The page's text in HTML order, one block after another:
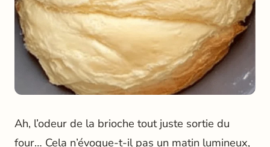
Ah, l’odeur de la brioche tout juste sortie du
four… Cela n’évoque-t-il pas un matin lumineux,